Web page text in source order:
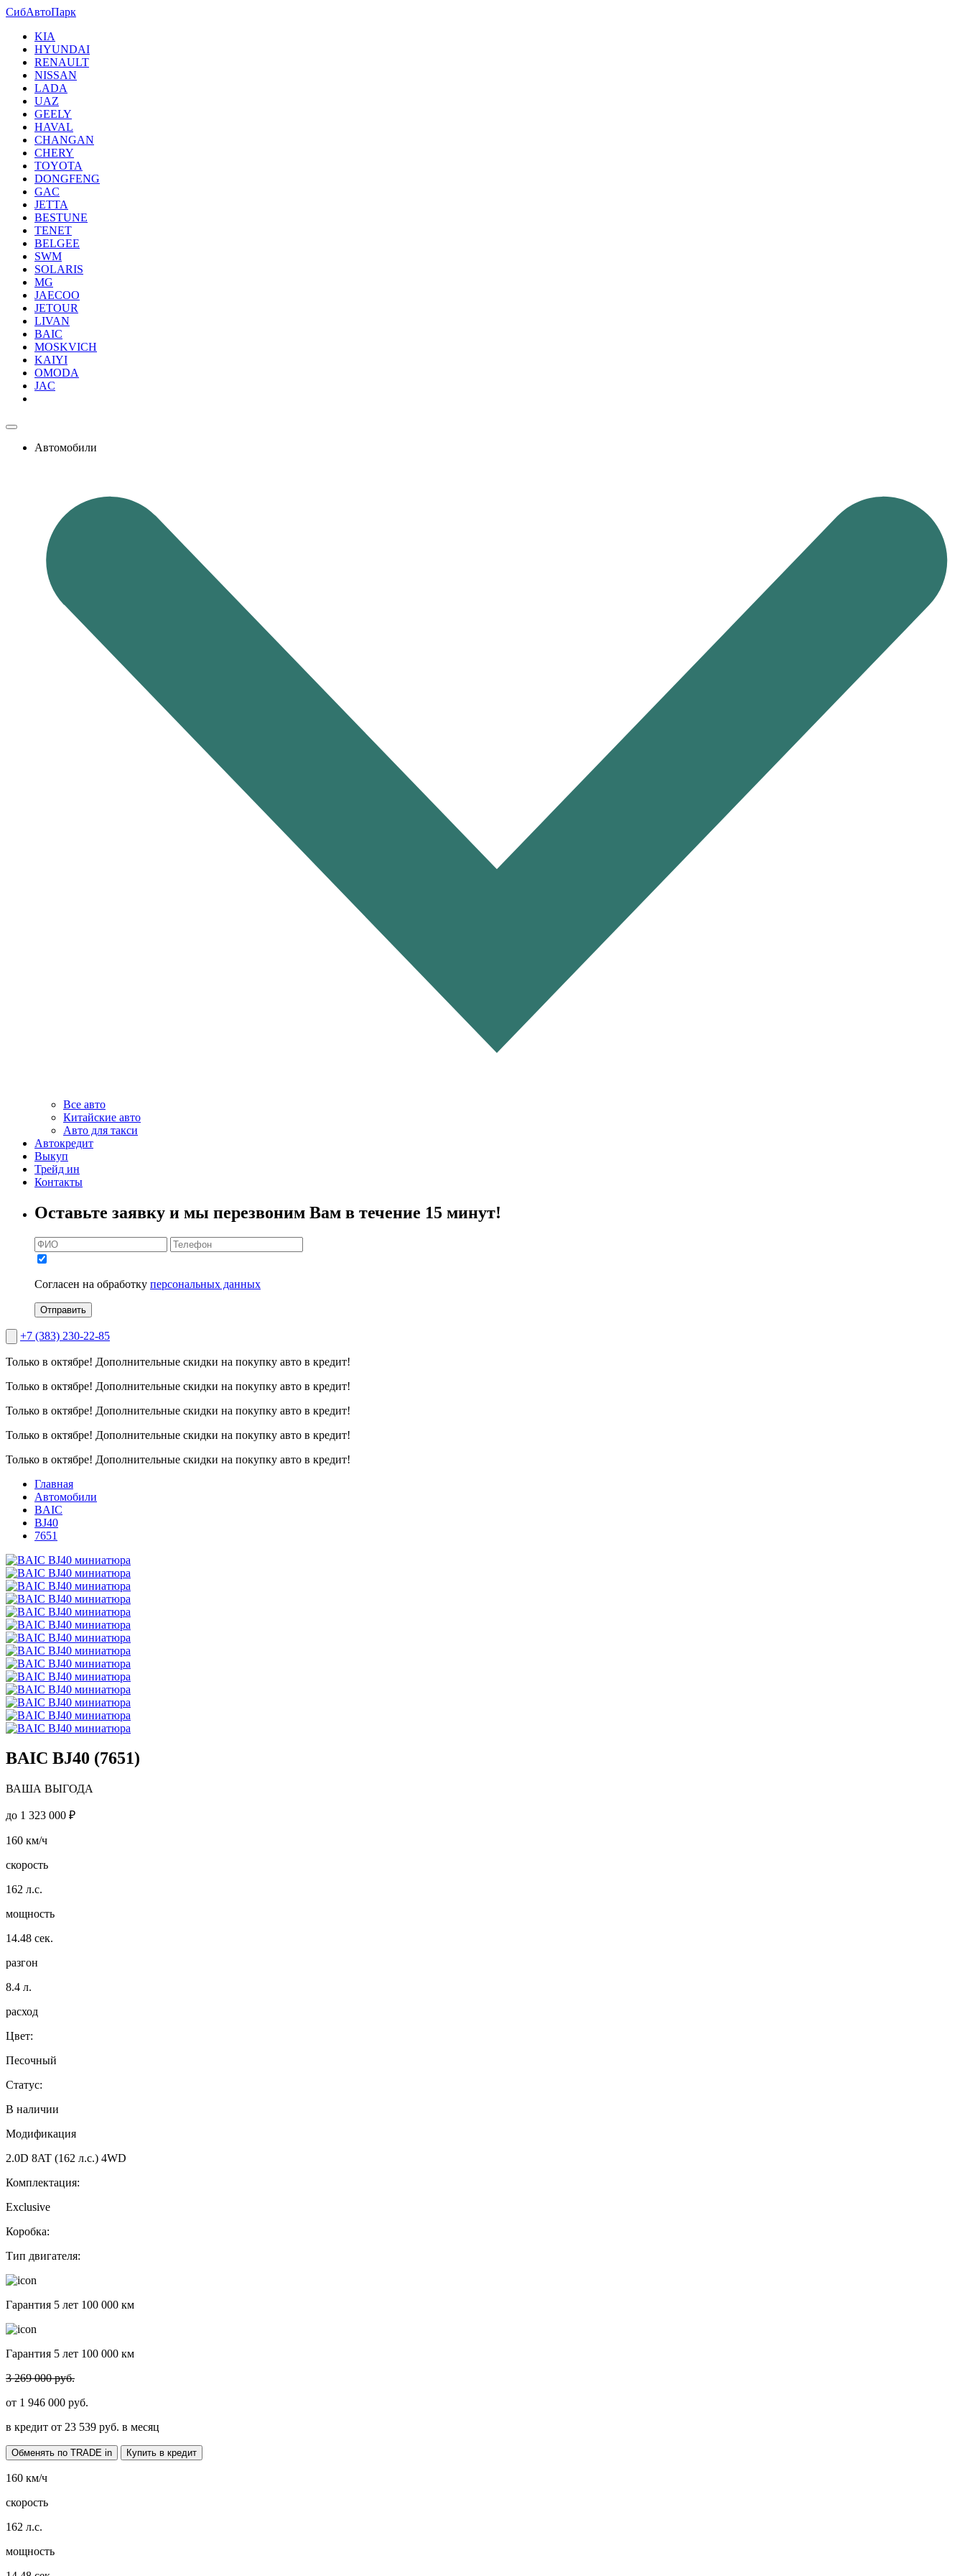
СибАвтоПарк
KIA
HYUNDAI
RENAULT
NISSAN
LADA
UAZ
GEELY
HAVAL
CHANGAN
CHERY
TOYOTA
DONGFENG
GAC
JETTA
BESTUNE
TENET
BELGEE
SWM
SOLARIS
MG
JAECOO
JETOUR
LIVAN
BAIC
MOSKVICH
KAIYI
OMODA
JAC
Автомобили
Все авто
Китайские авто
Авто для такси
Автокредит
Выкуп
Трейд ин
Контакты
Оставьте заявку и мы перезвоним Вам в течение 15 минут!
Согласен на обработку персональных данных
Отправить
+7 (383) 230-22-85
Только в октябре! Дополнительные скидки на покупку авто в кредит!
Только в октябре! Дополнительные скидки на покупку авто в кредит!
Только в октябре! Дополнительные скидки на покупку авто в кредит!
Только в октябре! Дополнительные скидки на покупку авто в кредит!
Только в октябре! Дополнительные скидки на покупку авто в кредит!
Главная
Автомобили
BAIC
BJ40
7651
BAIC BJ40 (7651)
ВАША ВЫГОДА
до 1 323 000 ₽
160 км/ч
скорость
162 л.с.
мощность
14.48 сек.
разгон
8.4 л.
расход
Цвет:
Песочный
Статус:
В наличии
Модификация
2.0D 8AT (162 л.с.) 4WD
Комплектация:
Exclusive
Коробка:
Тип двигателя:
Гарантия 5 лет 100 000 км
Гарантия 5 лет 100 000 км
3 269 000 руб.
от 1 946 000 руб.
в кредит от 23 539 руб. в месяц
Обменять по TRADE in Купить в кредит
160 км/ч
скорость
162 л.с.
мощность